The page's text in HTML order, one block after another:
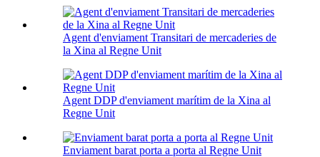
Agent d'enviament Transitari de mercaderies de
la Xina al Regne Unit
Agent DDP d'enviament marítim de la Xina al
Regne Unit
Enviament barat porta a porta al Regne Unit